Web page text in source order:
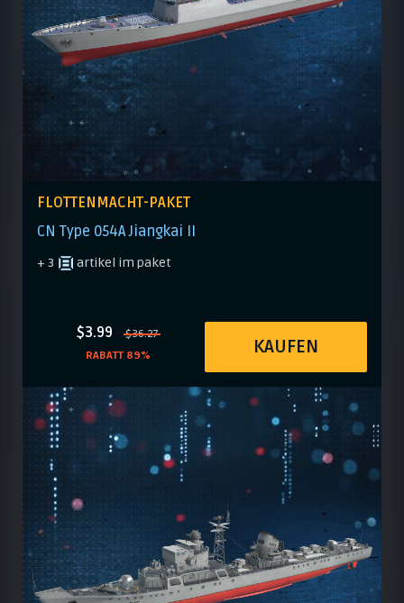
FLOTTENMACHT-PAKET
CN Type 054A Jiangkai II
+ 3 artikel im paket
$3.99
$36.27
RABATT 89%
KAUFEN